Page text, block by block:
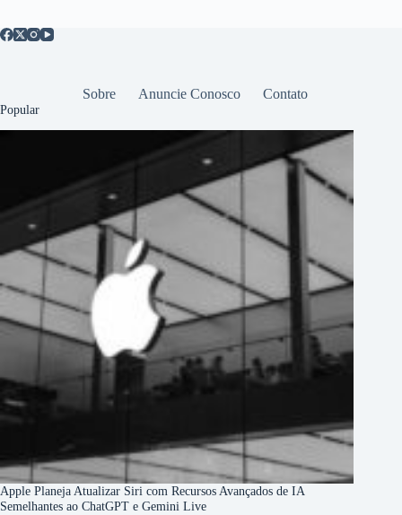
Sobre Anuncie Conosco Contato
Popular
Apple Planeja Atualizar Siri com Recursos Avançados de IA
Semelhantes ao ChatGPT e Gemini Live